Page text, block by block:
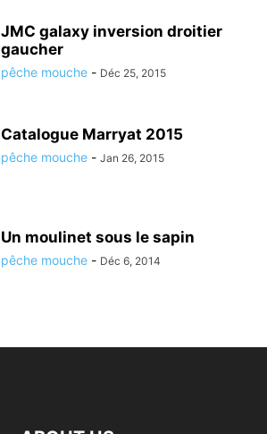
JMC galaxy inversion droitier
gaucher
pêche mouche - Déc 25, 2015
Catalogue Marryat 2015
pêche mouche - Jan 26, 2015
Un moulinet sous le sapin
pêche mouche - Déc 6, 2014